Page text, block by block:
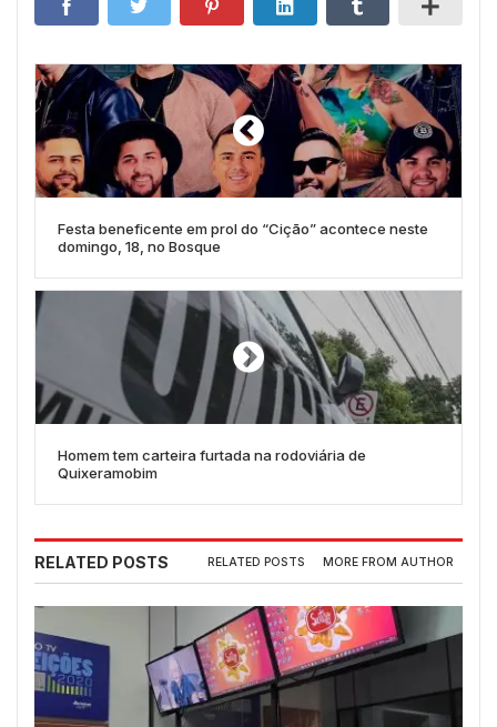
Festa beneficente em prol do “Cição” acontece neste
domingo, 18, no Bosque
Homem tem carteira furtada na rodoviária de
Quixeramobim
RELATED POSTS RELATED POSTS MORE FROM AUTHOR